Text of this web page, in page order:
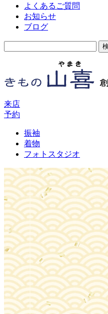
よくあるご質問
お知らせ
ブログ
来店
予約
振袖
着物
フォトスタジオ